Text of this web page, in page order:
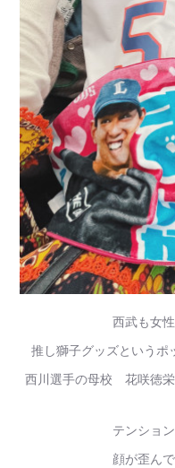
西武も女
推し獅子グッズというポ
西川選手の母校 花咲徳
テンショ
顔が歪ん